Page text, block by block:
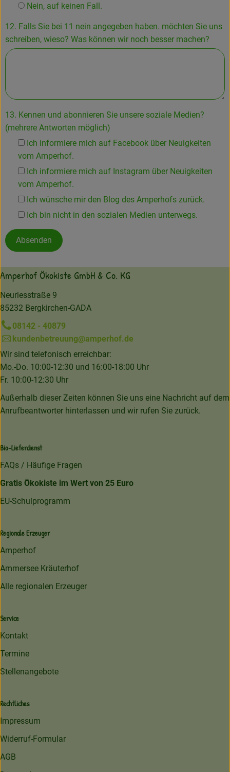
Nein, auf keinen Fall.
12. Falls Sie bei 11 nein angegeben haben. möchten Sie uns
schreiben, wieso? Was können wir noch besser machen?
13. Kennen und abonnieren Sie unsere soziale Medien?
(mehrere Antworten möglich)
Ich informiere mich auf Facebook über Neuigkeiten
vom Amperhof.
Ich informiere mich auf Instagram über Neuigkeiten
vom Amperhof.
Ich wünsche mir den Blog des Amperhofs zurück.
Ich bin nicht in den sozialen Medien unterwegs.
Absenden
Amperhof Ökokiste GmbH & Co. KG
Neuriesstraße 9
85232 Bergkirchen-GADA
08142 - 40879
kundenbetreuung@amperhof.de
Wir sind telefonisch erreichbar:
Mo.-Do. 10:00-12:30 und 16:00-18:00 Uhr
Fr. 10:00-12:30 Uhr
Außerhalb dieser Zeiten können Sie uns eine Nachricht auf dem
Anrufbeantworter hinterlassen und wir rufen Sie zurück.
Bio-Lieferdienst
FAQs / Häufige Fragen
Gratis Ökokiste im Wert von 25 Euro
EU-Schulprogramm
Regionale Erzeuger
Amperhof
Ammersee Kräuterhof
Alle regionalen Erzeuger
Service
Kontakt
Termine
Stellenangebote
Rechtliches
Impressum
Widerruf-Formular
AGB